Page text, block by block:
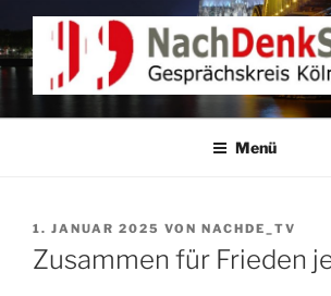
Zum
springen
NACHDENKEN IN
Gesprächskreis Köln
Menü
VERÖFFENTLICHT
AM
1. JANUAR 2025 VON NACHDE_TV
Zusammen für Frieden